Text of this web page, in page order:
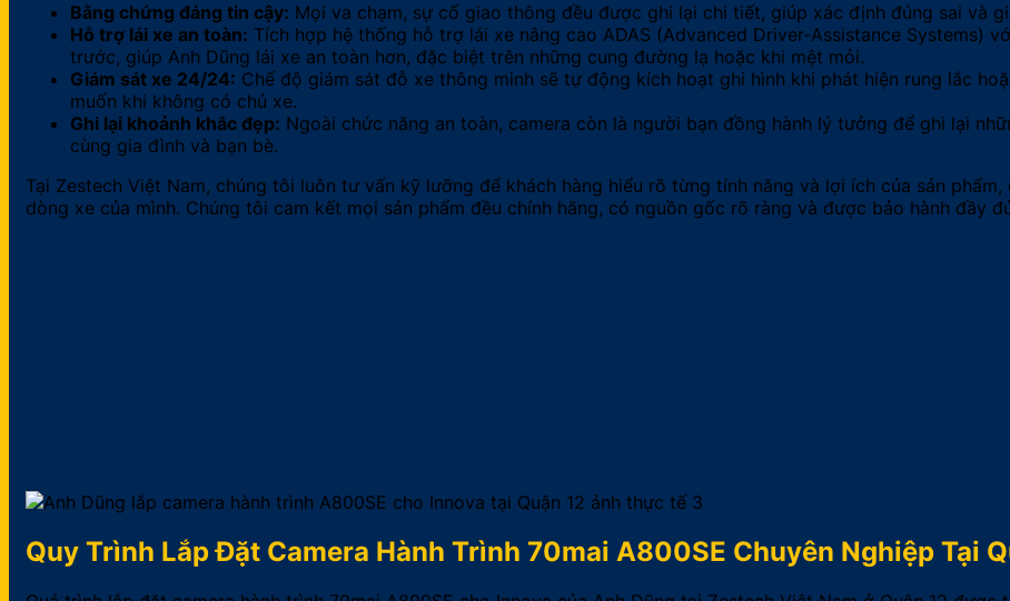
Bằng chứng đáng tin cậy: Mọi va chạm, sự cố giao thông đều được ghi lại chi tiết, giúp xác định đúng sai và
Hỗ trợ lái xe an toàn: Tích hợp hệ thống hỗ trợ lái xe nâng cao ADAS (Advanced Driver-Assistance Systems)
trước, giúp Anh Dũng lái xe an toàn hơn, đặc biệt trên những cung đường lạ hoặc khi mệt mỏi.
Giám sát xe 24/24: Chế độ giám sát đỗ xe thông minh sẽ tự động kích hoạt ghi hình khi phát hiện rung lắc
muốn khi không có chủ xe.
Ghi lại khoảnh khắc đẹp: Ngoài chức năng an toàn, camera còn là người bạn đồng hành lý tưởng để ghi lại
cùng gia đình và bạn bè.
Tại Zestech Việt Nam, chúng tôi luôn tư vấn kỹ lưỡng để khách hàng hiểu rõ từng tính năng và lợi ích của sản
dòng xe của mình. Chúng tôi cam kết mọi sản phẩm đều chính hãng, có nguồn gốc rõ ràng và được bảo hành đầy
Quy Trình Lắp Đặt Camera Hành Trình 70mai A800SE Chuyên Nghiệp Tại